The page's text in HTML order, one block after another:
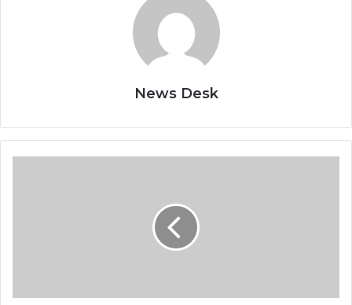
News Desk